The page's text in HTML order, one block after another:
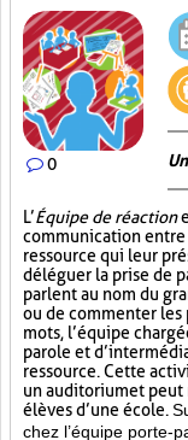
0
L’Équipe de réaction
communication
ressource qui leur
déléguer la prise de
parlent au nom du
ou de commenter les
mots, l’équipe
parole et
ressource. Cette
un auditorium et
élèves d’une école.
chez l’équipe porte-